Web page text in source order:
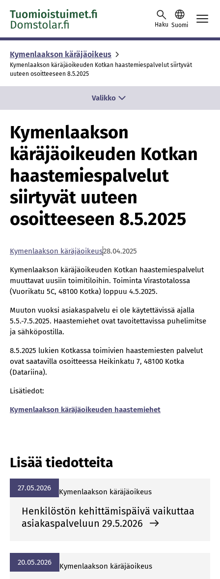
Skip to content -saavutettavuusohje
Haku Suomi
Kymenlaakson käräjäoikeus
Kymenlaakson käräjäoikeuden Kotkan haastemiespalvelut siirtyvät
uuteen osoitteeseen 8.5.2025
Valikko
Kymenlaakson
käräjäoikeuden Kotkan
haastemiespalvelut
siirtyvät uuteen
osoitteeseen 8.5.2025
Ky­men­laak­son kä­rä­jä­oi­keus28.04.2025
Kymenlaakson käräjäoikeuden Kotkan haastemiespalvelut
muuttavat uusiin toimitiloihin. Toiminta Virastotalossa
(Vuorikatu 5C, 48100 Kotka) loppuu 4.5.2025.
Muuton vuoksi asiakaspalvelu ei ole käytettävissä ajalla
5.5.-7.5.2025. Haastemiehet ovat tavoitettavissa puhelimitse
ja sähköpostilla.
8.5.2025 lukien Kotkassa toimivien haastemiesten palvelut
ovat saatavilla osoitteessa Heikinkatu 7, 48100 Kotka
(Datariina).
Lisätiedot:
Kymenlaakson käräjäoikeuden haastemiehet
Lisää tiedotteita
27.05.2026 Ky­men­laak­son kä­rä­jä­oi­keus
Henkilöstön kehittämispäivä vaikuttaa
asiakaspalveluun 29.5.2026
20.05.2026 Ky­men­laak­son kä­rä­jä­oi­keus